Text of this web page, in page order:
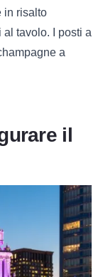
in risalto
tavolo. I posti a
a
il